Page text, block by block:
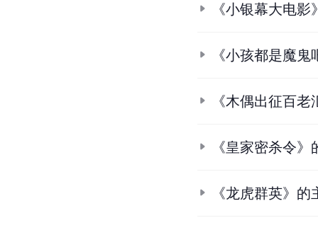
《小银幕大电
《小孩都是魔
《木偶出征百
《皇家密杀令
《龙虎群英》的